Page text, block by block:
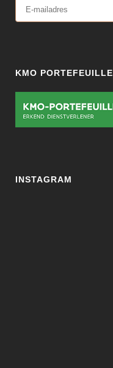
KMO PORTEFEUILLE
INSTAGRAM